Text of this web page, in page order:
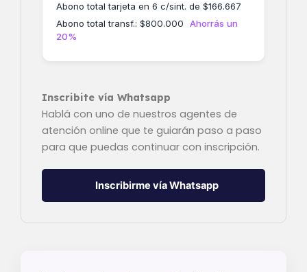
Abono total tarjeta en 6 c/sint. de $166.667
Abono total transf.: $800.000
Ahorrás un
20%
Inscribite vía Whatsapp
Hablá con uno de nuestros agentes de
atención online que te guiarán paso a paso
para que puedas continuar con inscripción.
Inscribirme vía Whatsapp